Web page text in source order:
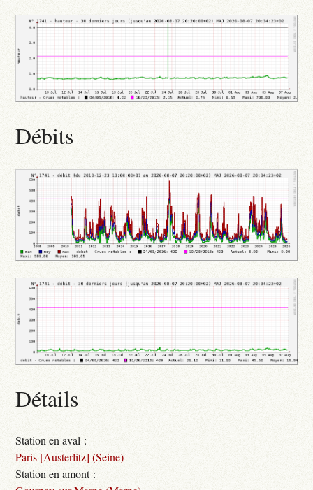
Débits
Détails
Station en aval :
Paris [Austerlitz] (Seine)
Station en amont :